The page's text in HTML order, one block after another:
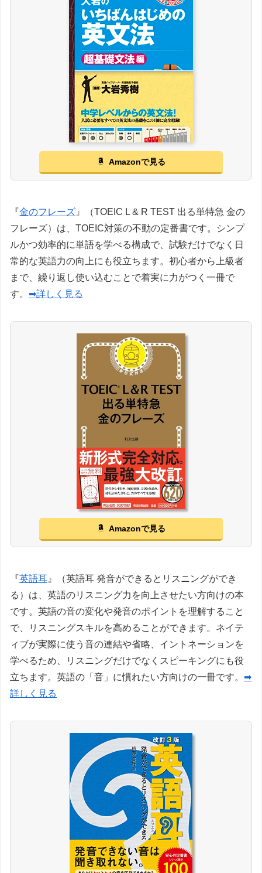
Amazonで見る
『金のフレーズ 』（TOEIC L & R TEST 出る単特急 金の
フレーズ）は、TOEIC対策の不動の定番書です。シンプ
ルかつ効率的に単語を学べる構成で、試験だけでなく日
常的な英語力の向上にも役立ちます。初心者から上級者
まで、繰り返し使い込むことで着実に力がつく一冊で
す。 ➡詳しく見る
Amazonで見る
『英語耳 』（英語耳 発音ができるとリスニングができ
る）は、英語のリスニング力を向上させたい方向けの本
です。英語の音の変化や発音のポイントを理解すること
で、リスニングスキルを高めることができます。ネイテ
ィブが実際に使う音の連結や省略、イントネーションを
学べるため、リスニングだけでなくスピーキングにも役
立ちます。英語の「音」に慣れたい方向けの一冊です。 ➡
詳しく見る